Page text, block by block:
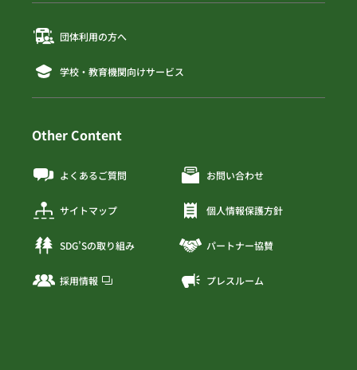
団体利用の方へ
学校・教育機関向けサービス
Other Content
よくあるご質問
サイトマップ
SDG’Sの取り組み
採用情報
お問い合わせ
個人情報保護方針
パートナー協賛
プレスルーム